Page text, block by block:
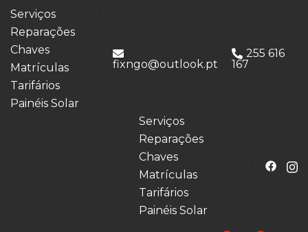
Serviços
Reparações
Chaves
Matrículas
Tarifários
Painéis Solar
fixngo@outlook.pt
255 616
167
Serviços
Reparações
Chaves
Matrículas
Tarifários
Painéis Solar